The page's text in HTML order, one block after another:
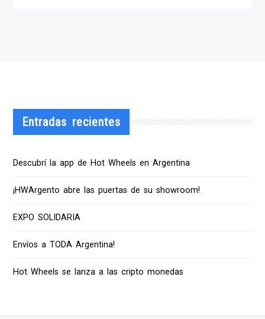
Entradas recientes
Descubrí la app de Hot Wheels en Argentina
¡HWArgento abre las puertas de su showroom!
EXPO SOLIDARIA
Envíos a TODA Argentina!
Hot Wheels se lanza a las cripto monedas